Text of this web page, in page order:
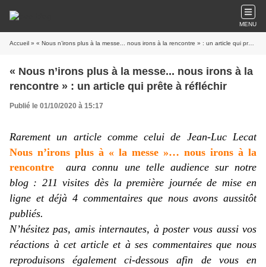
MENU
Accueil » « Nous n’irons plus à la messe... nous irons à la rencontre » : un article qui prête à réfléchir
« Nous n’irons plus à la messe... nous irons à la
rencontre » : un article qui prête à réfléchir
Publié le 01/10/2020 à 15:17
Rarement un article comme celui de Jean-Luc Lecat
Nous n’irons plus à « la messe »… nous irons à la
rencontre
aura connu une telle audience sur notre
blog : 211 visites dès la première journée de mise en
ligne et déjà 4 commentaires que nous avons aussitôt
publiés.
N’hésitez pas, amis internautes, à poster vous aussi vos
réactions à cet article et à ses commentaires que nous
reproduisons également ci-dessous afin de vous en